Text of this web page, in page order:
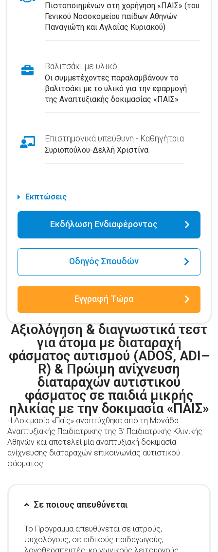
Αξιολόγηση & διαγνωστικά τεστ
για άτομα με διαταραχή
φάσματος αυτισμού (ADOS, ADI–
R) & Πρώιμη ανίχνευση
διαταραχών αυτιστικού
φάσματος σε παιδιά μικρής
ηλικίας με την δοκιμασία «ΠΑΙΣ»
Η ∆οκιμασία «Παϊς» αναπτύχθηκε από τη Μονάδα
Αναπτυξιακής Παιδιατρικής της Β’ Παιδιατρικής Κλινικής
Αθηνών και αποτελεί μία αναπτυξιακή δοκιμασία
ανίχνευσης διαταραχών επικοινωνίας αυτιστικού
φάσματος.
Σε ποιους απευθύνεται
Το Πρόγραμμα απευθύνεται σε ιατρούς,
ψυχολόγους, σε ειδικούς παιδαγωγούς,
Πιστοποιημένων στη χορήγηση «ΠΑΙΣ» (του
Γενικού Νοσοκομείου παίδων Αθηνών
Παναγιώτη και Αγλαΐας Κυριακού)
Βαλιτσάκι με υλικό
Οι συμμετέχοντες παραλαμβάνουν το
βαλιτσάκι με το υλικό για την εφαρμογή
της Αναπτυξιακής δοκιμασίας «ΠΑΙΣ»
Επιστημονικά υπεύθυνη - Καθηγήτρια
Συριοπούλου-Δελλή Χριστίνα
Εκπτώσεις
Εκδήλωση Ενδιαφέροντος
Οδηγός Σπουδών
Εγγραφή Τώρα